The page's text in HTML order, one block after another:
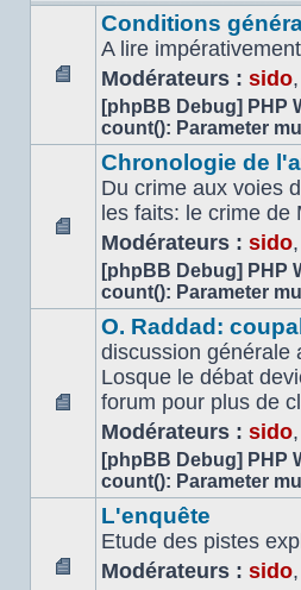
Aucun
message
non
lu
Conditions
A lire
Modérateurs : sido,
[phpBB Debug] PHP
count(): Parameter
Aucun
message
non
lu
Chronologie de
Du crime aux voies
les faits: le crime de
Modérateurs : sido,
[phpBB Debug] PHP
count(): Parameter
Aucun
message
non
lu
O. Raddad:
discussion générale
Losque le débat
forum pour plus de
Modérateurs : sido,
[phpBB Debug] PHP
count(): Parameter
L'enquête
Etude des pistes
Modérateurs : sido,